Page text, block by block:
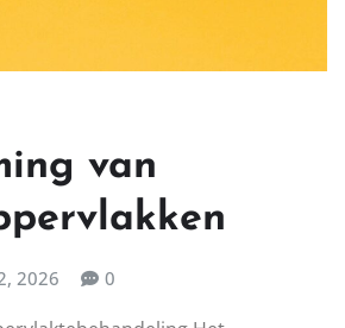
van
2026 0